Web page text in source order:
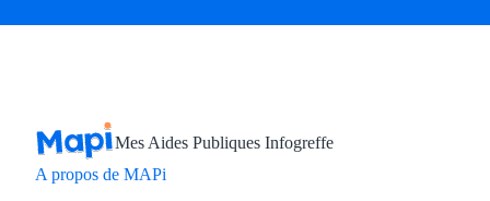
Mes Aides Publiques Infogreffe
A propos de MAPi